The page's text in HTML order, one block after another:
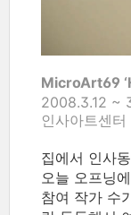
MicroArt69
2008.3.12 ~
인사아트센
집에서 인사
오늘 오프닝
참여 작가 수